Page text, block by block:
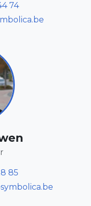
74
85